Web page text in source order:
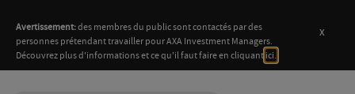
Avertissement:des membres du public sont contactés par des
personnes prétendant travailler pour AXA Investment Managers.
Découvrez plus d'informations et ce qu'il faut faire en cliquant ici.
x